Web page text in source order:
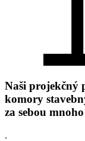
Naši projekčný
komory
za sebou
.